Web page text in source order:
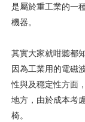
是屬於重工業的一
機器。
其實大家就咁聽都
因為工業用的電磁
性與及穩定性方面
地方，由於成本考
椅。